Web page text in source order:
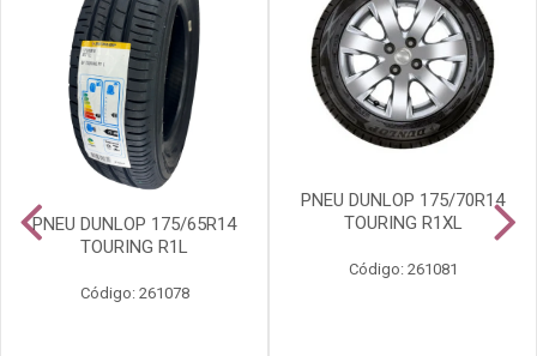
PNEU DUNLOP 175/65R14
TOURING R1L
Código: 261078
PNEU DUNLOP 175/70R14
TOURING R1XL
Código: 261081